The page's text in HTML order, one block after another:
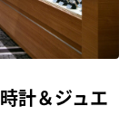
計＆ジュエ